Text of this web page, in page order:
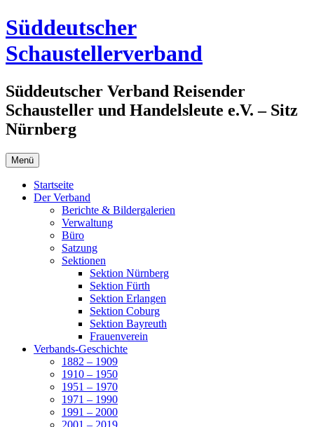
Zum
Inhalt
springen
Süddeutscher
Schaustellerverband
Süddeutscher Verband Reisender
Schausteller und Handelsleute e.V. – Sitz
Nürnberg
Menü
Startseite
Der Verband
Berichte & Bildergalerien
Verwaltung
Büro
Satzung
Sektionen
Sektion Nürnberg
Sektion Fürth
Sektion Erlangen
Sektion Coburg
Sektion Bayreuth
Frauenverein
Verbands-Geschichte
1882 – 1909
1910 – 1950
1951 – 1970
1971 – 1990
1991 – 2000
2001 – 2019